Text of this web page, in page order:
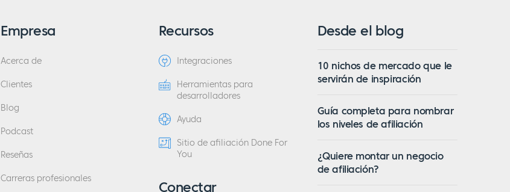
Empresa
Acerca de
Clientes
Blog
Podcast
Reseñas
Carreras profesionales
Recursos
Integraciones
Herramientas para
desarrolladores
Ayuda
Sitio de afiliación Done For
You
Conectar
Desde el blog
10 nichos de mercado que le
servirán de inspiración
Guía completa para nombrar
los niveles de afiliación
¿Quiere montar un negocio
de afiliación?